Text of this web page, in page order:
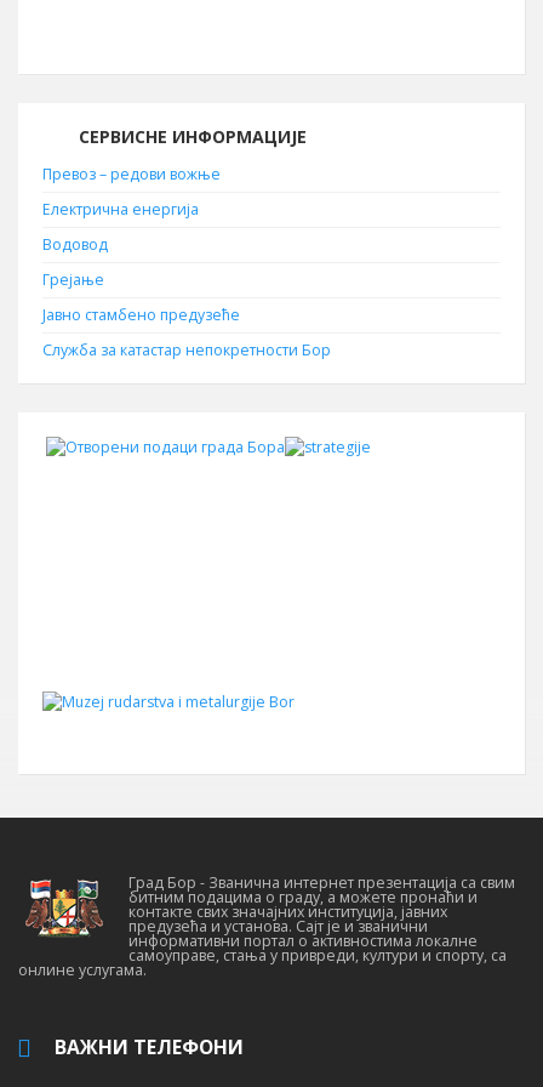
СЕРВИСНЕ ИНФОРМАЦИЈЕ
Превоз – редови вожње
Електрична енергија
Водовод
Грејање
Јавно стамбено предузеће
Служба за катастар непокретности Бор
Град Бор - Званична интернет презентација са свим
битним подацима о граду, а можете пронаћи и
контакте свих значајних институција, јавних
предузећа и установа. Сајт је и званични
информативни портал о активностима локалне
самоуправе, стања у привреди, култури и спорту, са
онлине услугама.
ВАЖНИ ТЕЛЕФОНИ